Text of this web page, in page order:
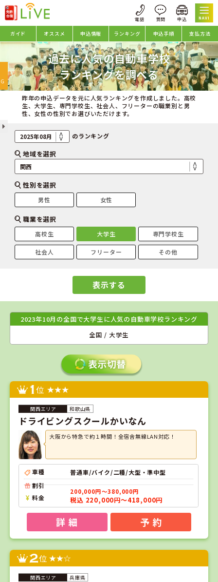
NAVI
ガイド オススメ 申込情報 ランキング 申込手順 支払方法
過去に人気の自動車学校
ランキングを調べる
昨年の申込データを元に人気ランキングを作成しました。高校
生、大学生、専門学校生、社会人、フリーターの職業別と男
性、女性の性別でお選びいただけます。
のランキング
地域を選択
性別を選択
男性 女性
職業を選択
高校生 大学生 専門学校生
社会人 フリーター その他
表示する
2023年10月の全国で大学生に人気の自動車学校ランキング
全国 / 大学生
1位
和歌山県
ドライビングスクールかいなん
大阪から特急で約１時間！全宿舎無線LAN対応！
車種
普通車/バイク/二種/大型・準中型
割引
料金
200,000円～380,000円
税込 220,000円～418,000円
詳 細 予 約
2位
兵庫県